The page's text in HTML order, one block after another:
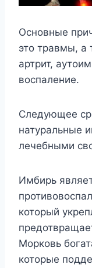
Основные
это травмы, а
артрит,
воспаление.
Следующее
натуральные
лечебными
Имбирь
который
Морковь
которые